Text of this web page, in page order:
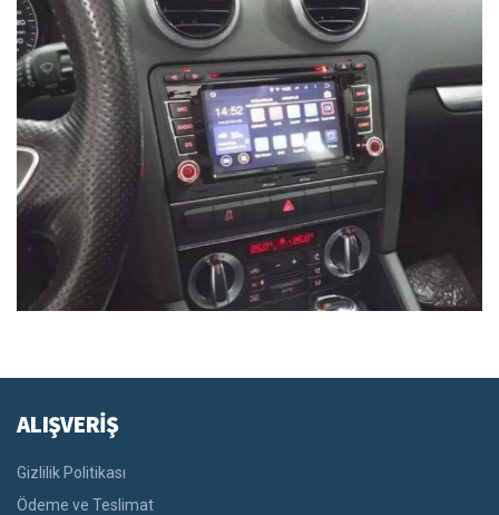
ALIŞVERİŞ
Gizlilik Politikası
Ödeme ve Teslimat